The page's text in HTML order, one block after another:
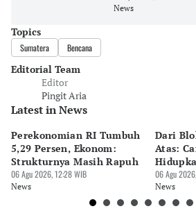
News
Topics
Sumatera Bencana
Editorial Team
Editor
Pingit Aria
Latest in News
Perekonomian RI Tumbuh
5,29 Persen, Ekonom:
Strukturnya Masih Rapuh
06 Agu 2026, 12:28 WIB
News
Dari
Atas:
Stasiun
06 Agu
News